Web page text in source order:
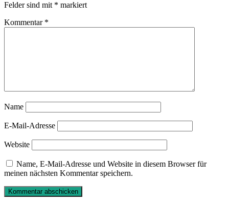
Felder sind mit * markiert
Kommentar *
Name
E-Mail-Adresse
Website
Name, E-Mail-Adresse und Website in diesem Browser für
meinen nächsten Kommentar speichern.